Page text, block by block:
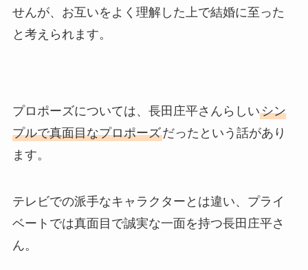
せんが、お互いをよく理解した上で結婚に至った
と考えられます。
プロポーズについては、長田庄平さんらしいシン
プルで真面目なプロポーズだったという話があり
ます。
テレビでの派手なキャラクターとは違い、プライ
ベートでは真面目で誠実な一面を持つ長田庄平さ
ん。